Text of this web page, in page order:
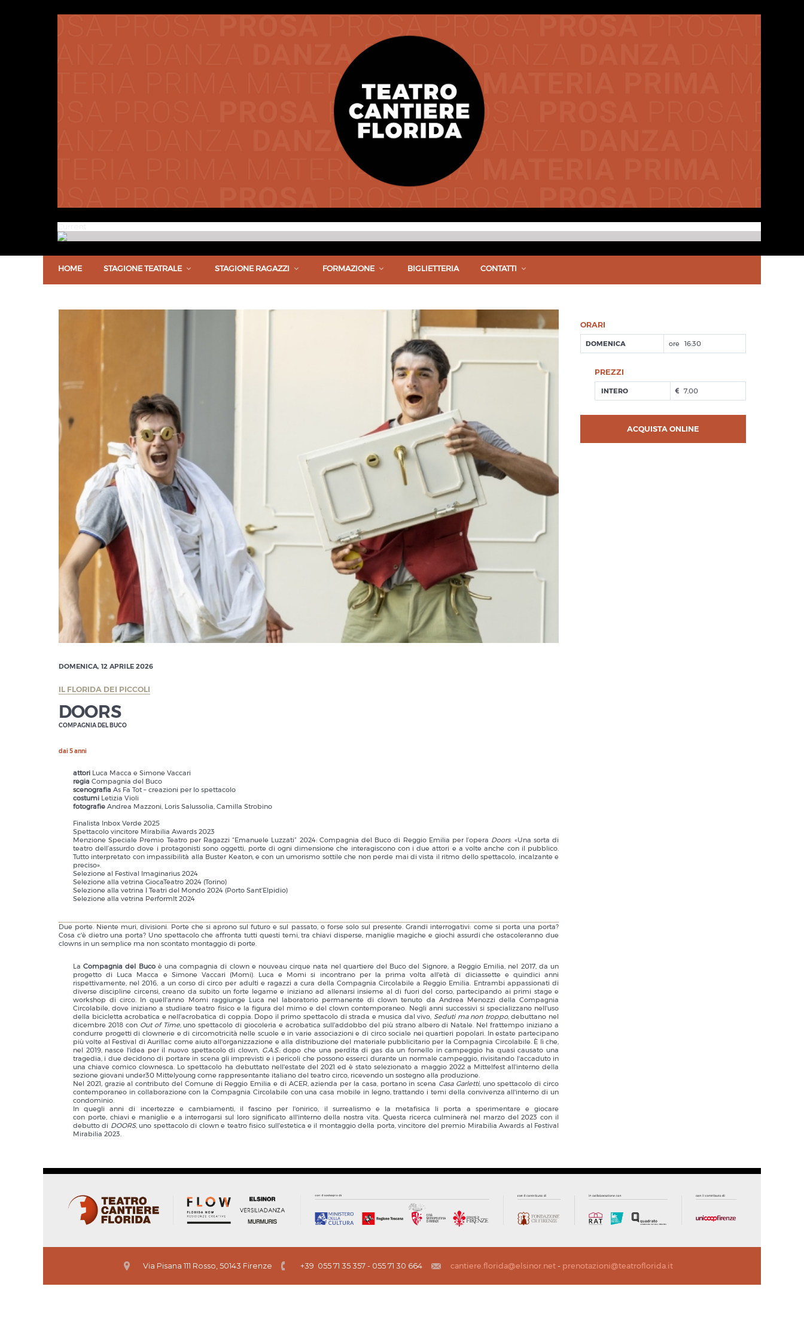
HOME STAGIONE TEATRALE STAGIONE RAGAZZI FORMAZIONE BIGLIETTERIA CONTATTI
DOMENICA, 12 APRILE 2026
IL FLORIDA DEI PICCOLI
DOORS
COMPAGNIA DEL BUCO
dai 5 anni
attori Luca Macca e Simone Vaccari
regia Compagnia del Buco
scenografia As Fa Tot – creazioni per lo spettacolo
costumi Letizia Violi
fotografie Andrea Mazzoni, Loris Salussolia, Camilla Strobino
Finalista Inbox Verde 2025
Spettacolo vincitore Mirabilia Awards 2023
Menzione Speciale Premio Teatro per Ragazzi “Emanuele Luzzati” 2024: Compagnia del Buco di Reggio Emilia per l’opera Doors: «Una sorta di
teatro dell’assurdo dove i protagonisti sono oggetti, porte di ogni dimensione che interagiscono con i due attori e a volte anche con il pubblico.
Tutto interpretato con impassibilità alla Buster Keaton, e con un umorismo sottile che non perde mai di vista il ritmo dello spettacolo, incalzante e
preciso».
Selezione al Festival Imaginarius 2024
Selezione alla vetrina GiocaTeatro 2024 (Torino)
Selezione alla vetrina I Teatri del Mondo 2024 (Porto Sant’Elpidio)
Selezione alla vetrina PerformIt 2024
Due porte. Niente muri, divisioni. Porte che si aprono sul futuro e sul passato, o forse solo sul presente. Grandi interrogativi: come si porta una porta?
Cosa c'è dietro una porta? Uno spettacolo che affronta tutti questi temi, tra chiavi disperse, maniglie magiche e giochi assurdi che ostacoleranno due
clowns in un semplice ma non scontato montaggio di porte.
LaCompagnia del Bucoè una compagnia di clown e nouveau cirque nata nel quartiere del Buco del Signore, a Reggio Emilia, nel 2017, da un
progetto di Luca Macca e Simone Vaccari (Momi). Luca e Momi si incontrano per la prima volta all'età di diciassette e quindici anni
rispettivamente, nel 2016, a un corso di circo per adulti e ragazzi a cura della Compagnia Circolabile a Reggio Emilia. Entrambi appassionati di
diverse discipline circensi, creano da subito un forte legame e iniziano ad allenarsi insieme al di fuori del corso, partecipando ai primi stage e
workshop di circo. In quell'anno Momi raggiunge Luca nel laboratorio permanente di clown tenuto da Andrea Menozzi della Compagnia
Circolabile, dove iniziano a studiare teatro fisico e la figura del mimo e del clown contemporaneo. Negli anni successivi si specializzano nell'uso
della bicicletta acrobatica e nell'acrobatica di coppia. Dopo il primo spettacolo di strada e musica dal vivo,Seduti ma non troppo, debuttano nel
dicembre 2018 con Out of Time, uno spettacolo di giocoleria e acrobatica sull'addobbo del più strano albero di Natale. Nel frattempo iniziano a
condurre progetti di clownerie e di circomotricità nelle scuole e in varie associazioni e di circo sociale nei quartieri popolari. In estate partecipano
più volte al Festival di Aurillac come aiuto all'organizzazione e alla distribuzione del materiale pubblicitario per la Compagnia Circolabile. È lì che,
nel 2019, nasce l'idea per il nuovo spettacolo di clown, G.A.S.: dopo che una perdita di gas da un fornello in campeggio ha quasi causato una
tragedia, i due decidono di portare in scena gli imprevisti e i pericoli che possono esserci durante un normale campeggio, rivisitando l'accaduto in
una chiave comico clownesca. Lo spettacolo ha debuttato nell'estate del 2021 ed è stato selezionato a maggio 2022 a Mittelfest all'interno della
sezione giovani under30 Mittelyoung come rappresentante italiano del teatro circo, ricevendo un sostegno alla produzione.
Nel 2021, grazie al contributo del Comune di Reggio Emilia e di ACER, azienda per la casa, portano in scena Casa Garletti, uno spettacolo di circo
contemporaneo in collaborazione con la Compagnia Circolabile con una casa mobile in legno, trattando i temi della convivenza all'interno di un
condominio.
In quegli anni di incertezze e cambiamenti, il fascino per l'onirico, il surrealismo e la metafisica li porta a sperimentare e giocare
con porte, chiavi e maniglie e a interrogarsi sul loro significato all'interno della nostra vita. Questa ricerca culminerà nel marzo del 2023 con il
debutto di DOORS, uno spettacolo di clown e teatro fisico sull'estetica e il montaggio della porta, vincitore del premio Mirabilia Awards al Festival
Mirabilia 2023.
ORARI
DOMENICA 16:30
PREZZI
INTERO 7,00
ACQUISTA ONLINE
Via Pisana 111 Rosso, 50143 Firenze +39 055 71 35 357 - 055 71 30 664 cantiere.florida@elsinor.net - prenotazioni@teatroflorida.it